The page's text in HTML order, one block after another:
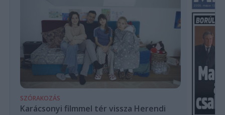
SZÓRAKOZÁS
Karácsonyi filmmel tér vissza Herendi